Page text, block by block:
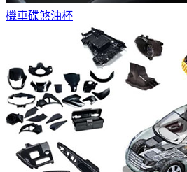
機車碟煞油杯